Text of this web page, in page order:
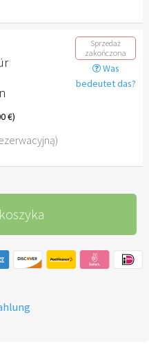
€)
Sprzedaż
zakończona
Was
bedeutet das?